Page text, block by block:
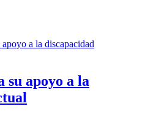
su apoyo a la